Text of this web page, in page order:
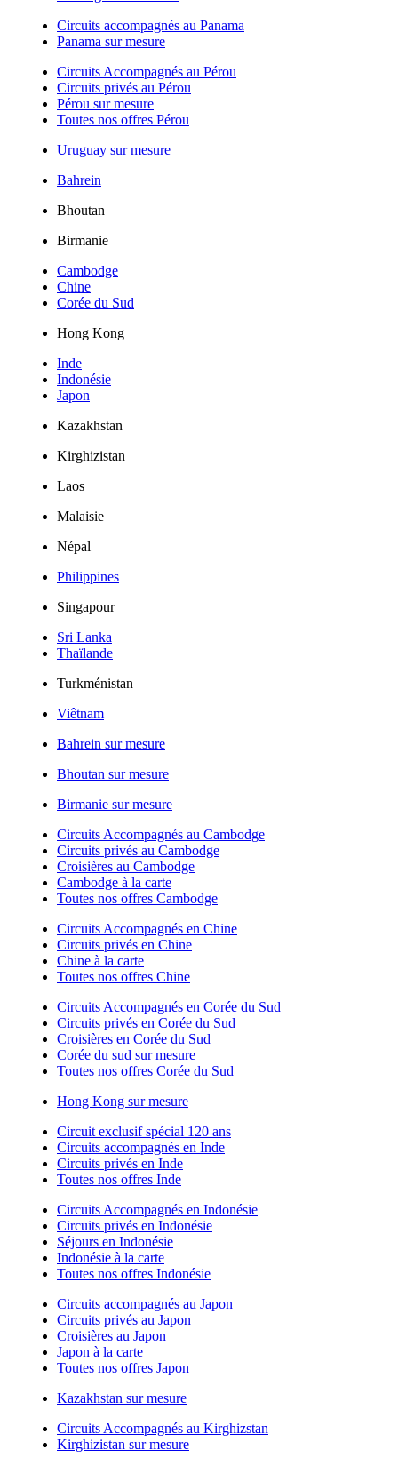
Circuits accompagnés au Panama
Panama sur mesure
Circuits Accompagnés au Pérou
Circuits privés au Pérou
Pérou sur mesure
Toutes nos offres Pérou
Uruguay sur mesure
Bahrein
Bhoutan
Birmanie
Cambodge
Chine
Corée du Sud
Hong Kong
Inde
Indonésie
Japon
Kazakhstan
Kirghizistan
Laos
Malaisie
Népal
Philippines
Singapour
Sri Lanka
Thaïlande
Turkménistan
Viêtnam
Bahrein sur mesure
Bhoutan sur mesure
Birmanie sur mesure
Circuits Accompagnés au Cambodge
Circuits privés au Cambodge
Croisières au Cambodge
Cambodge à la carte
Toutes nos offres Cambodge
Circuits Accompagnés en Chine
Circuits privés en Chine
Chine à la carte
Toutes nos offres Chine
Circuits Accompagnés en Corée du Sud
Circuits privés en Corée du Sud
Croisières en Corée du Sud
Corée du sud sur mesure
Toutes nos offres Corée du Sud
Hong Kong sur mesure
Circuit exclusif spécial 120 ans
Circuits accompagnés en Inde
Circuits privés en Inde
Toutes nos offres Inde
Circuits Accompagnés en Indonésie
Circuits privés en Indonésie
Séjours en Indonésie
Indonésie à la carte
Toutes nos offres Indonésie
Circuits accompagnés au Japon
Circuits privés au Japon
Croisières au Japon
Japon à la carte
Toutes nos offres Japon
Kazakhstan sur mesure
Circuits Accompagnés au Kirghizstan
Kirghizistan sur mesure